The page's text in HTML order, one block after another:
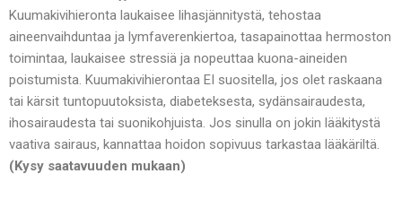
Kuumakivihieronta laukaisee lihasjännitystä, tehostaa
aineenvaihduntaa ja lymfaverenkiertoa, tasapainottaa hermoston
toimintaa, laukaisee stressiä ja nopeuttaa kuona-aineiden
poistumista. Kuumakivihierontaa EI suositella, jos olet raskaana
tai kärsit tuntopuutoksista, diabeteksesta, sydänsairaudesta,
ihosairaudesta tai suonikohjuista. Jos sinulla on jokin lääkitystä
vaativa sairaus, kannattaa hoidon sopivuus tarkastaa lääkäriltä.
(Kysy saatavuuden mukaan)